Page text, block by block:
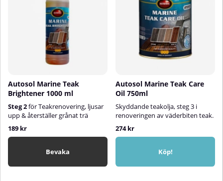
Autosol Marine Teak
Brightener 1000 ml
Steg 2för Teakrenovering, ljusar
upp & återställer grånat trä
189 kr
Bevaka
Autosol Marine Teak Care
Oil 750ml
Skyddande teakolja, steg 3 i
renoveringen av väderbiten teak.
274 kr
Köp!